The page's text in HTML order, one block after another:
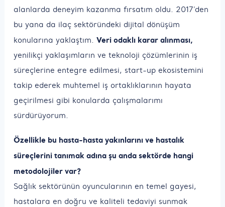
alanlarda deneyim kazanma fırsatım oldu. 2017’den
bu yana da ilaç sektöründeki dijital dönüşüm
konularına yaklaştım. Veri odaklı karar alınması,
yenilikçi yaklaşımların ve teknoloji çözümlerinin iş
süreçlerine entegre edilmesi, start-up ekosistemini
takip ederek muhtemel iş ortaklıklarının hayata
geçirilmesi gibi konularda çalışmalarımı
sürdürüyorum.
Özellikle bu hasta-hasta yakınlarını ve hastalık
süreçlerini tanımak adına şu anda sektörde hangi
metodolojiler var?
Sağlık sektörünün oyuncularının en temel gayesi,
hastalara en doğru ve kaliteli tedaviyi sunmak